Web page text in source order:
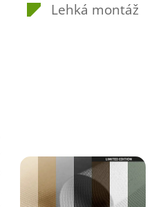
Lehká montáž